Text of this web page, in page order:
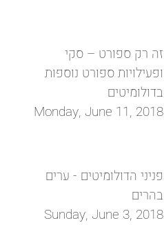
זה רק ספורט – סקי
ופעילויות ספורט נוספות
בדולומיטים
Monday, June 11, 2018
פניני הדולומיטים - ערים
בהרים
Sunday, June 3, 2018